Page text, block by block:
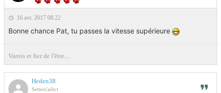
16 avr. 2017 08:22
Bonne chance Pat, tu passes la vitesse supérieure
Varois et fier de l'être....
Heden38
Setters'adict